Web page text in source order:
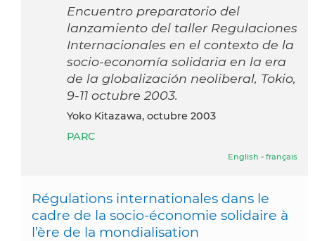
Encuentro preparatorio del
lanzamiento del taller Regulaciones
Internacionales en el contexto de la
socio-economía solidaria en la era
de la globalización neoliberal, Tokio,
9-11 octubre 2003.
Yoko Kitazawa, octubre 2003
PARC
English - français
Régulations internationales dans le
cadre de la socio-économie solidaire à
l’ère de la mondialisation